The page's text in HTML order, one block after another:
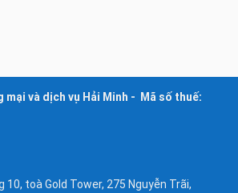
mại và dịch vụ Hải Minh - Mã số thuế:
10, toà Gold Tower, 275 Nguyễn Trãi,